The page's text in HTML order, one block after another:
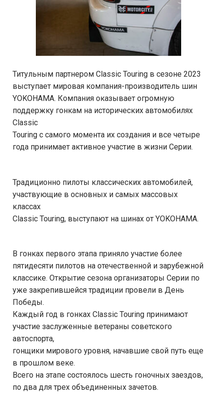
Титульным партнером Classic Touring в сезоне 2023
выступает мировая компания-производитель шин
YOKOHAMA. Компания оказывает огромную
поддержку гонкам на исторических автомобилях
Classic
Touring с самого момента их создания и все четыре
года принимает активное участие в жизни Серии.
Традиционно пилоты классических автомобилей,
участвующие в основных и самых массовых
классах
Classic Touring, выступают на шинах от YOKOHAMA.
В гонках первого этапа приняло участие более
пятидесяти пилотов на отечественной и зарубежной
классике. Открытие сезона организаторы Серии по
уже закрепившейся традиции провели в День
Победы.
Каждый год в гонках Classic Touring принимают
участие заслуженные ветераны советского
автоспорта,
гонщики мирового уровня, начавшие свой путь еще
в прошлом веке.
Всего на этапе состоялось шесть гоночных заездов,
по два для трех объединенных зачетов.